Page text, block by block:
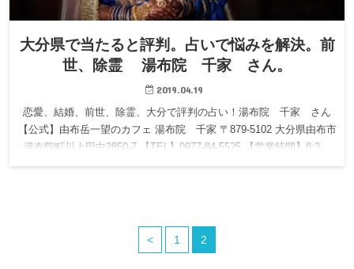
大分県で当たると評判。占いで悩みを解決。前
世、除霊 湯布院 千家 さん。
2019.04.19
恋愛、結婚、前世、除霊、大分で評判の占い！湯布院 千家 さん
【公式】由布岳一望のカフェ 湯布院 千家 〒879-5102 大分県由布市
湯布院町川上田中2850-7 【TEL】0977-84-5525 【営業時間】8:3…
< 1 2